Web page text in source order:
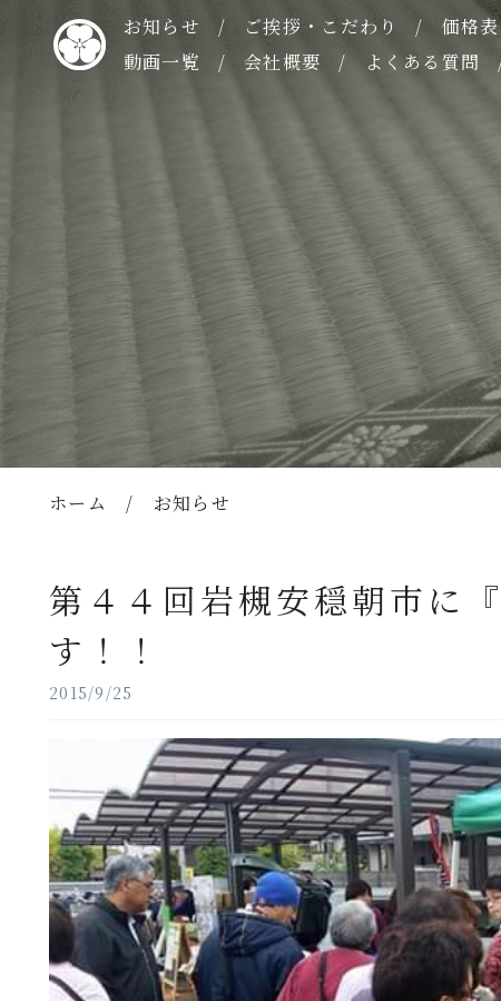
お知らせ ご挨拶・こだわり 価格表
動画一覧
会社概要 よくある質問
ホーム / お知らせ
第４４回岩槻安穏朝市に
す！！
2015/9/25